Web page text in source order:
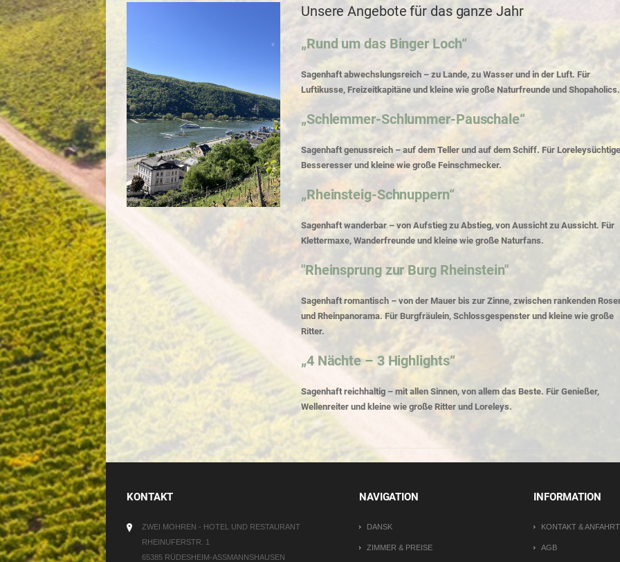
Unsere Angebote für das ganze Jahr
„Rund um das Binger Loch“
Sagenhaft abwechslungsreich – zu Lande, zu Wasser und in der Luft. Für
Luftikusse, Freizeitkapitäne und kleine wie große Naturfreunde und Shopaholics.
„Schlemmer-Schlummer-Pauschale“
Sagenhaft genussreich – auf dem Teller und auf dem Schiff. Für
Besseresser und kleine wie große Feinschmecker.
„Rheinsteig-Schnuppern“
Sagenhaft wanderbar – von Aufstieg zu Abstieg, von Aussicht zu Aussicht. Für
Klettermaxe, Wanderfreunde und kleine wie große Naturfans.
"Rheinsprung zur Burg Rheinstein"
Sagenhaft romantisch – von der Mauer bis zur Zinne, zwischen rankenden
und Rheinpanorama. Für Burgfräulein, Schlossgespenster und kleine wie große
Ritter.
„4 Nächte – 3 Highlights“
Sagenhaft reichhaltig – mit allen Sinnen, von allem das Beste. Für Genießer,
Wellenreiter und kleine wie große Ritter und Loreleys.
KONTAKT
ZWEI MOHREN - HOTEL UND RESTAURANT
RHEINUFERSTR. 1
65385 RÜDESHEIM-ASSMANNSHAUSEN
NAVIGATION
DANSK
ZIMMER & PREISE
INFORMATION
KONTAKT & ANFAHRT
AGB